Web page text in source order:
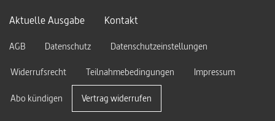
Aktuelle Ausgabe
Kontakt
AGB Datenschutz
Datenschutzeinstellungen
Widerrufsrecht
Teilnahmebedingungen Impressum
Abo kündigen Vertrag widerrufen